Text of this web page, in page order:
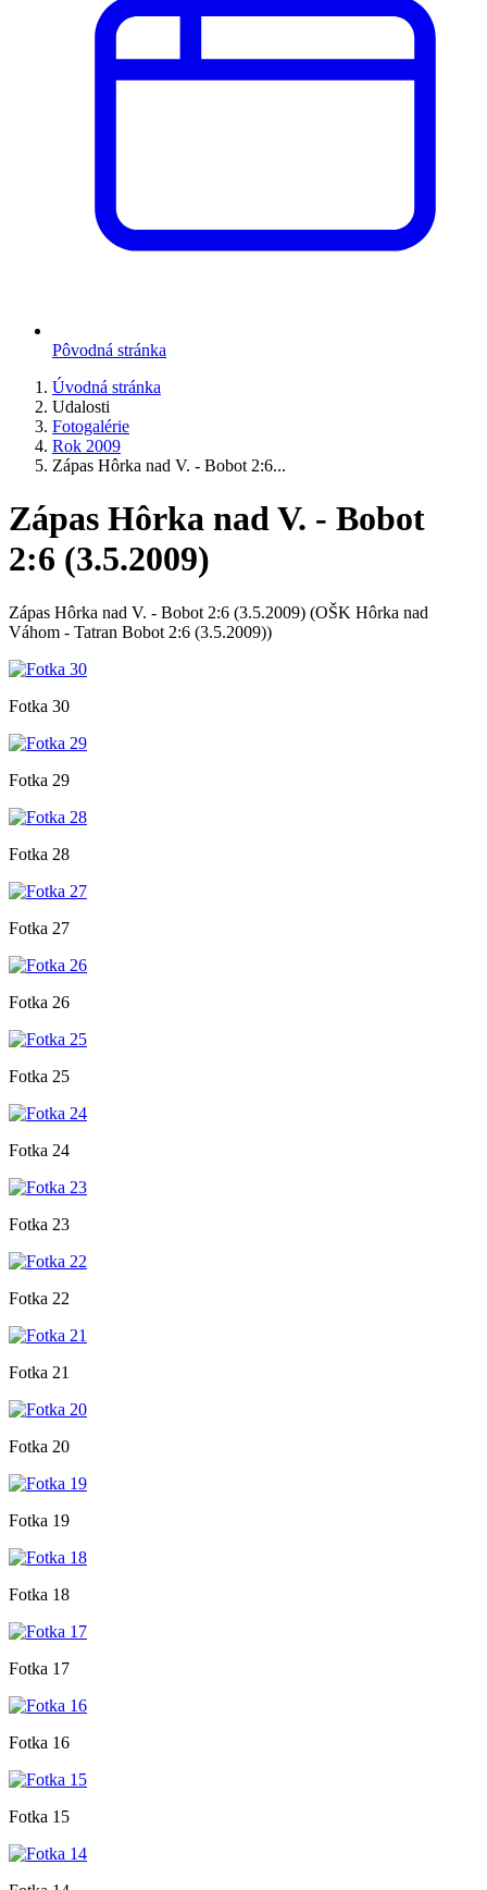
Pôvodná stránka
Úvodná stránka
Udalosti
Fotogalérie
Rok 2009
Zápas Hôrka nad V. - Bobot 2:6...
Zápas Hôrka nad V. - Bobot
2:6 (3.5.2009)
Zápas Hôrka nad V. - Bobot 2:6 (3.5.2009) (OŠK Hôrka nad
Váhom - Tatran Bobot 2:6 (3.5.2009))
Fotka 30
Fotka 29
Fotka 28
Fotka 27
Fotka 26
Fotka 25
Fotka 24
Fotka 23
Fotka 22
Fotka 21
Fotka 20
Fotka 19
Fotka 18
Fotka 17
Fotka 16
Fotka 15